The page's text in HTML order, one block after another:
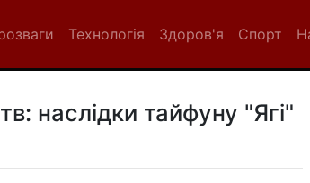
Технологія Здоров'я Спорт
наслідки тайфуну "Ягі"